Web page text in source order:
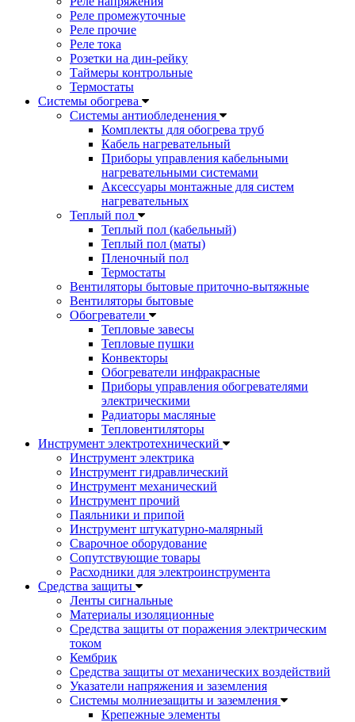
Реле промежуточные
Реле прочие
Реле тока
Розетки на дин-рейку
Таймеры контрольные
Термостаты
Системы обогрева
Системы антиобледенения
Комплекты для обогрева труб
Кабель нагревательный
Приборы управления кабельными
нагревательными системами
Аксессуары монтажные для систем
нагревательных
Теплый пол
Теплый пол (кабельный)
Теплый пол (маты)
Пленочный пол
Термостаты
Вентиляторы бытовые приточно-вытяжные
Вентиляторы бытовые
Обогреватели
Тепловые завесы
Тепловые пушки
Конвекторы
Обогреватели инфракрасные
Приборы управления обогревателями
электрическими
Радиаторы масляные
Тепловентиляторы
Инструмент электротехнический
Инструмент электрика
Инструмент гидравлический
Инструмент механический
Инструмент прочий
Паяльники и припой
Инструмент штукатурно-малярный
Сварочное оборудование
Сопутствующие товары
Расходники для электроинструмента
Cредства защиты
Ленты сигнальные
Материалы изоляционные
Средства защиты от поражения электрическим
током
Кембрик
Средства защиты от механических воздействий
Указатели напряжения и заземления
Системы молниезащиты и заземления
Крепежные элементы